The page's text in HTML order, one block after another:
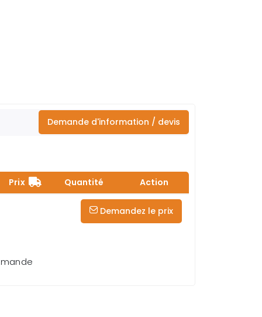
Demande d'information / devis
Prix Quantité Action
Demandez le prix